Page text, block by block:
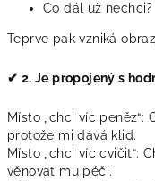
Co dál už nechci?
Teprve pak vzniká
✔ 2. Je propojený s
Místo „chci víc peněz“:
protože mi dává klid.
Místo „chci víc cvičit“:
věnovat mu péči.